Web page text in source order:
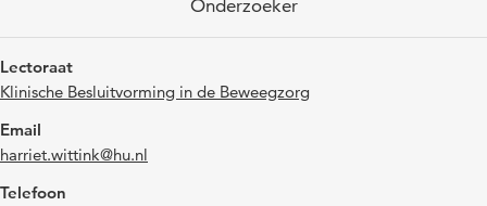
Onderzoeker
Lectoraat
Klinische Besluitvorming in de Beweegzorg
Email
harriet.wittink@hu.nl
Telefoon